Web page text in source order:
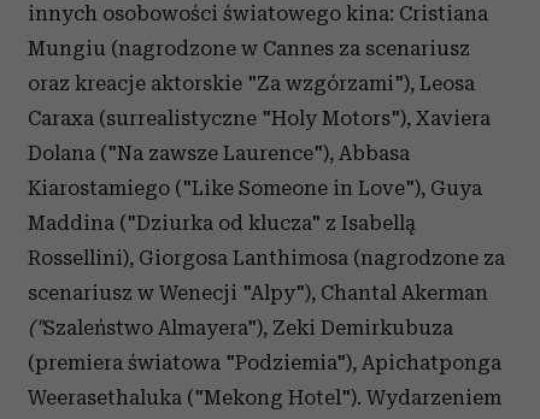
innych osobowości światowego kina: Cristiana
Mungiu (nagrodzone w Cannes za scenariusz
oraz kreacje aktorskie "Za wzgórzami"), Leosa
Caraxa (surrealistyczne "Holy Motors"), Xaviera
Dolana ("Na zawsze Laurence"), Abbasa
Kiarostamiego ("Like Someone in Love"), Guya
Maddina ("Dziurka od klucza" z Isabellą
Rossellini), Giorgosa Lanthimosa (nagrodzone za
scenariusz w Wenecji "Alpy"), Chantal Akerman
("Szaleństwo Almayera"), Zeki Demirkubuza
(premiera światowa "Podziemia"), Apichatponga
Weerasethaluka ("Mekong Hotel"). Wydarzeniem